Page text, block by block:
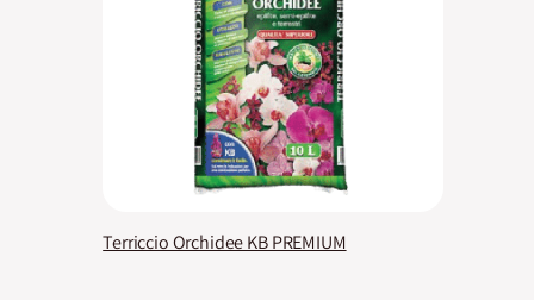
Terriccio Orchidee KB PREMIUM